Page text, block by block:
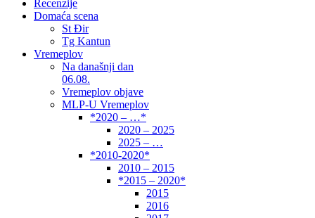
Recenzije
Domaća scena
St Đir
Tg Kantun
Vremeplov
Na današnji dan
06.08.
Vremeplov objave
MLP-U Vremeplov
*2020 – …*
2020 – 2025
2025 – …
*2010-2020*
2010 – 2015
*2015 – 2020*
2015
2016